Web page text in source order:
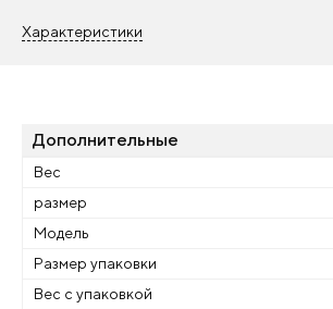
Характеристики
Дополнительные
Вес
размер
Модель
Размер упаковки
Вес с упаковкой